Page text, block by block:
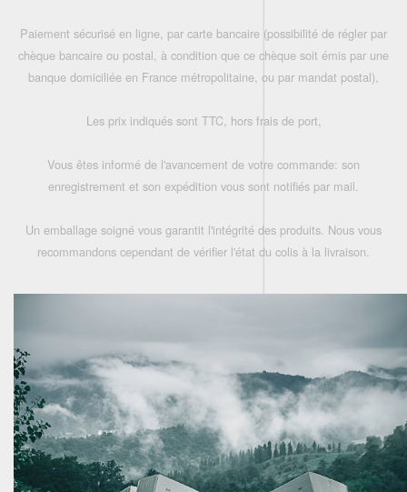
Paiement sécurisé en ligne, par carte bancaire (possibilité de régler par
chèque bancaire ou postal, à condition que ce chèque soit émis par une
banque domiciliée en France métropolitaine, ou par mandat postal),
Les prix indiqués sont TTC, hors frais de port,
Vous êtes informé de l'avancement de votre commande: son
enregistrement et son expédition vous sont notifiés par mail.
Un emballage soigné vous garantit l'intégrité des produits. Nous vous
recommandons cependant de vérifier l'état du colis à la livraison.